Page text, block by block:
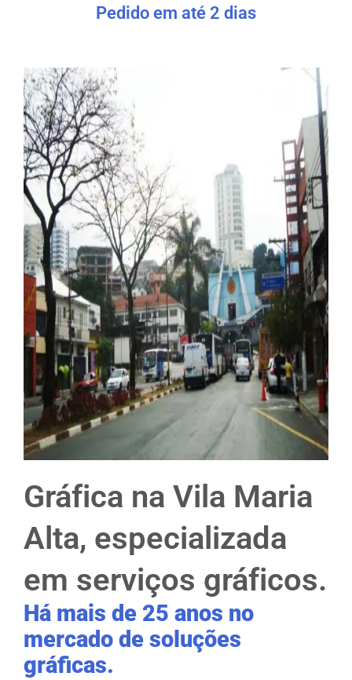
Pedido em até 2 dias
Gráfica na Vila Maria
Alta, especializada
em serviços gráficos.
Há mais de 25 anos no
mercado de soluções
gráficas.